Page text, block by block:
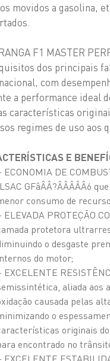
movidos a gasolina,
F1 MASTER
dos principais
com
a performance ideal
características
regimes de uso aos
E
ECONOMIA DE
GFâÂÂ?ÂÂÂÂÂ6
consumo de
ELEVADA PROTEÇÃO
protetora
o desgaste
do motor;
EXCELENTE
aliada aos
causada pelas
o
originais
encontrado no
EXCELENTE